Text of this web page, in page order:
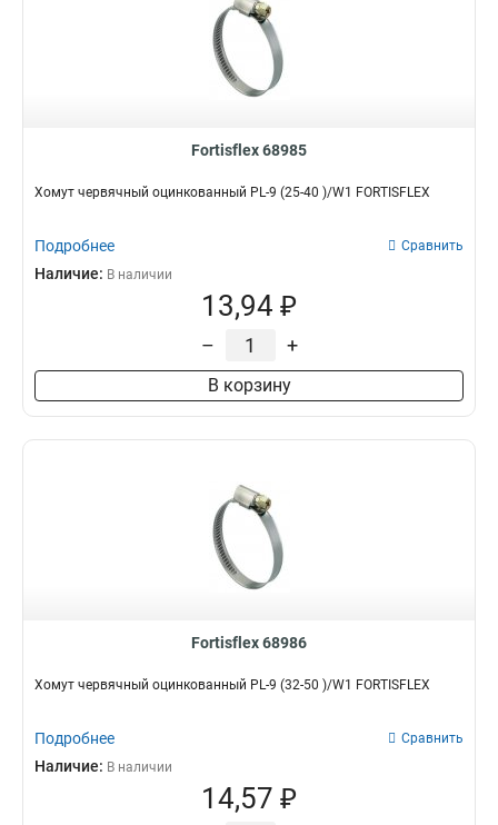
Fortisflex 68985
Хомут червячный оцинкованный PL-9 (25-40 )/W1 FORTISFLEX
Подробнее Сравнить
Наличие: В наличии
13,94 ₽
– +
В корзину
Fortisflex 68986
Хомут червячный оцинкованный PL-9 (32-50 )/W1 FORTISFLEX
Подробнее Сравнить
Наличие: В наличии
14,57 ₽